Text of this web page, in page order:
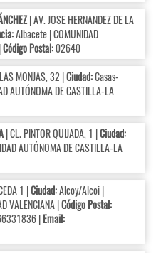
| AV. JOSE HERNANDEZ DE LA
Albacete | COMUNIDAD
Código Postal:02640
MONJAS, 32 |Ciudad:Casas-
AUTÓNOMA DE CASTILLA-LA
| CL. PINTOR QUIJADA, 1 |Ciudad:
AUTÓNOMA DE CASTILLA-LA
1 |Ciudad:Alcoy/Alcoi |
VALENCIANA |Código Postal:
|Email: